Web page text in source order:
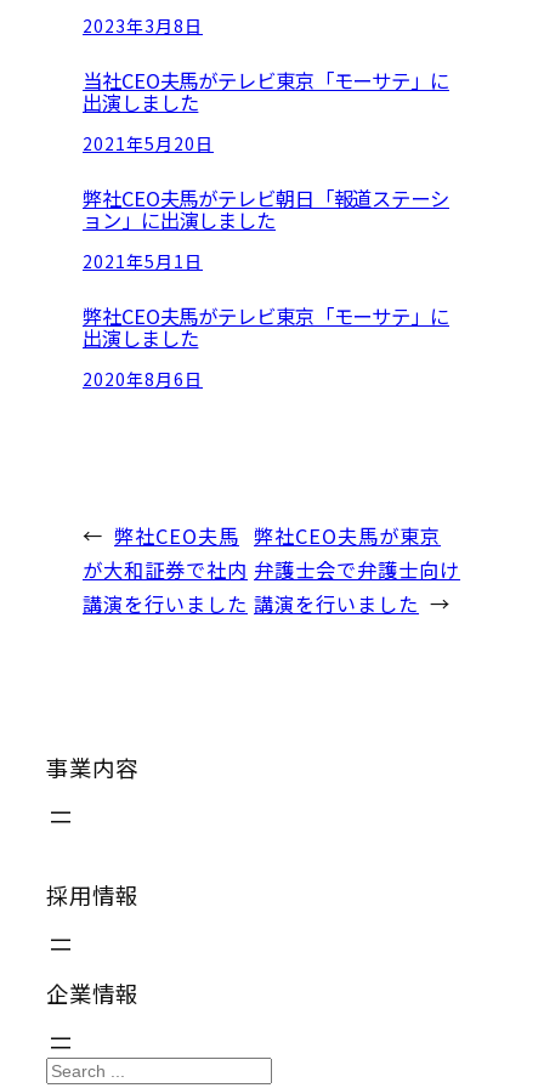
2023年3月8日
当社CEO夫馬がテレビ東京「モーサテ」に
出演しました
2021年5月20日
弊社CEO夫馬がテレビ朝日「報道ステーシ
ョン」に出演しました
2021年5月1日
弊社CEO夫馬がテレビ東京「モーサテ」に
出演しました
2020年8月6日
← 弊社CEO夫馬
が大和証券で社内
講演を行いました
弊社CEO夫馬が東京
弁護士会で弁護士向け
講演を行いました →
事業内容
採用情報
企業情報
S